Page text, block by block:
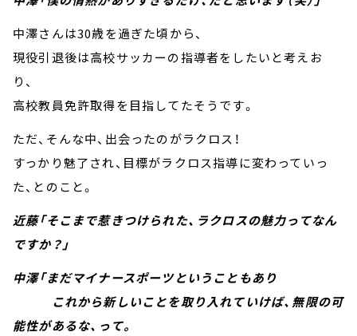
中澤さんは30歳を過ぎた頃から、
現役引退後は高校サッカーの指導者をしたいと考えお
り、
高校教員免許取得を目指してたそうです。
ただ、そんな中、出会ったのがラクロス！
すっかり魅了され、目標がラクロス指導に変わっていっ
た、とのこと。
近藤「そこまで惹きつけられた、ラクロスの魅力ってなん
ですか？」
中澤「まだマイナースポーツということもあり
これから新しいことを取り入れていけば、無限の可
能性があるな、って。